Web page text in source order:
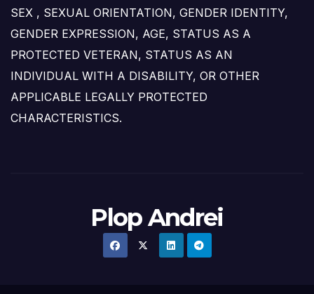
SEX , SEXUAL ORIENTATION, GENDER IDENTITY,
GENDER EXPRESSION, AGE, STATUS AS A
PROTECTED VETERAN, STATUS AS AN
INDIVIDUAL WITH A DISABILITY, OR OTHER
APPLICABLE LEGALLY PROTECTED
CHARACTERISTICS.
Plop Andrei